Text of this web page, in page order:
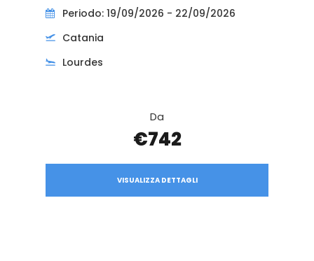
Periodo: 19/09/2026 - 22/09/2026
Catania
Lourdes
Da
€742
VISUALIZZA DETTAGLI